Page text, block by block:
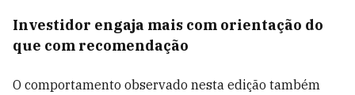
Investidor engaja mais com orientação do
que com recomendação
O comportamento observado nesta edição também